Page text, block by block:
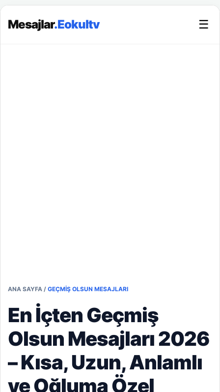
Mesajlar.Eokultv ☰
ANA SAYFA / GEÇMIŞ OLSUN MESAJLARI
En İçten Geçmiş
Olsun Mesajları 2026
– Kısa, Uzun, Anlamlı
ve Oğluma Özel